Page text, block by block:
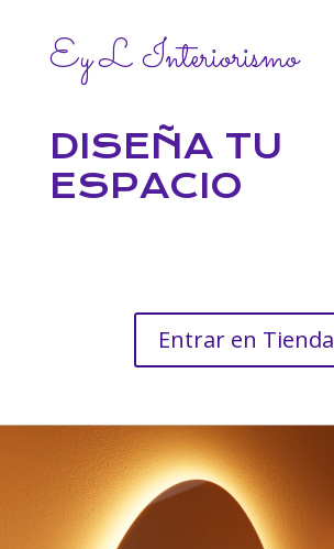
Ey L Interiorismo
DISEÑA TU
ESPACIO
Entrar en Tienda